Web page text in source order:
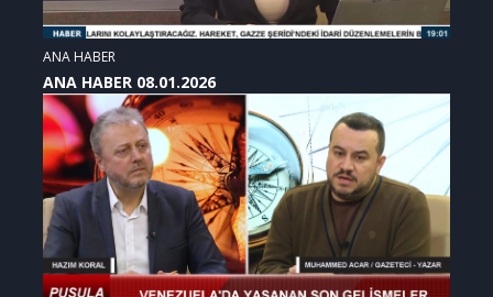
ANA HABER
ANA HABER 08.01.2026